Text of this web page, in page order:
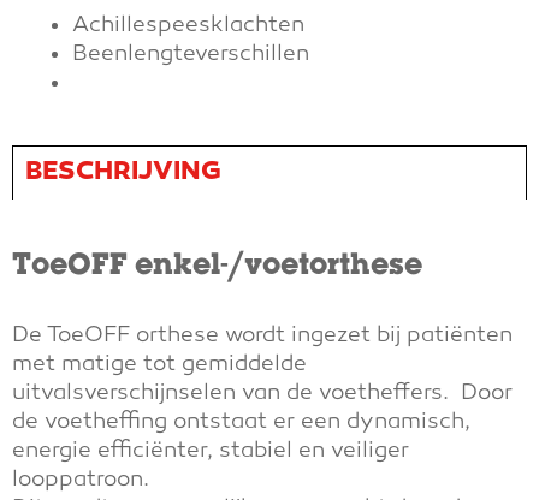
Achillespeesklachten
Beenlengteverschillen
BESCHRIJVING
ToeOFF enkel-/voetorthese
De ToeOFF orthese wordt ingezet bij patiënten
met matige tot gemiddelde
uitvalsverschijnselen van de voetheffers. Door
de voetheffing ontstaat er een dynamisch,
energie efficiënter, stabiel en veiliger
looppatroon.